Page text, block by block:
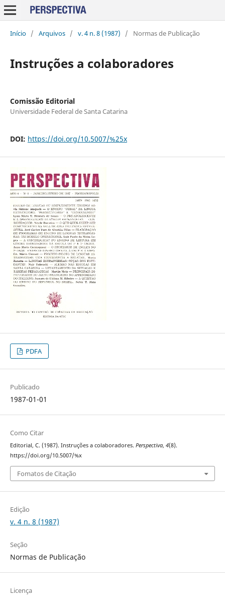
Início / Arquivos / v. 4 n. 8 (1987) / Normas de Publicação
Instruções a colaboradores
Comissão Editorial
Universidade Federal de Santa Catarina
DOI: https://doi.org/10.5007/%25x
PDFA
Publicado
1987-01-01
Como Citar
Editorial, C. (1987). Instruções a colaboradores. Perspectiva, 4(8).
https://doi.org/10.5007/%x
Fomatos de Citação
Edição
v. 4 n. 8 (1987)
Seção
Normas de Publicação
Licença